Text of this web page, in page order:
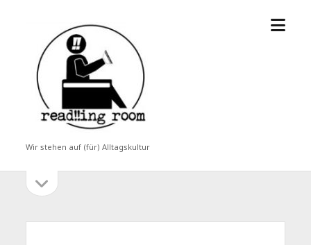
read!!ing
room
Wir stehen auf (für) Alltagskultur
Menü
Seitenleiste
öffnen